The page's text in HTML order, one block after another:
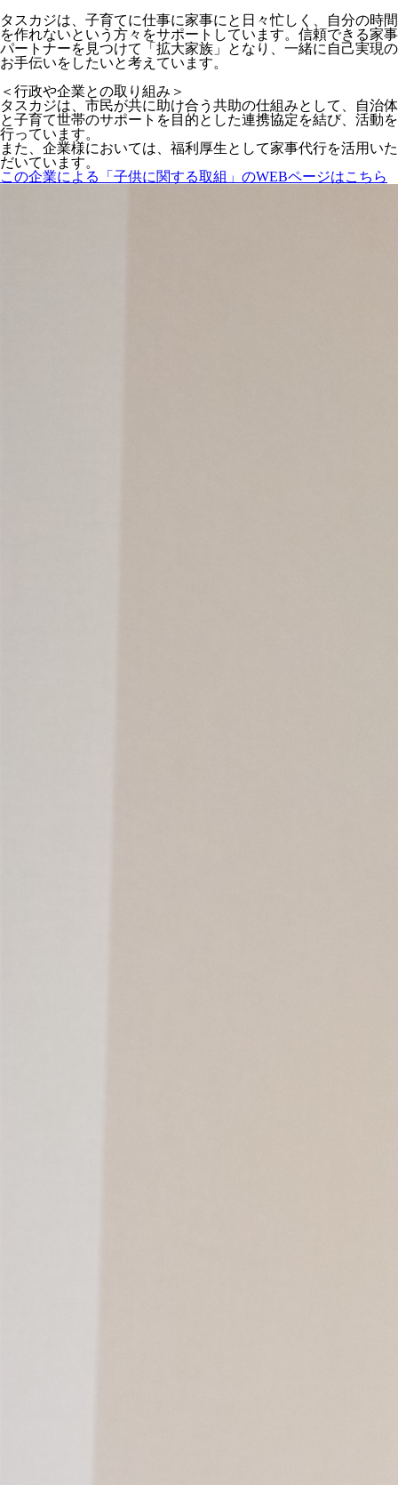
タスカジは、子育てに仕事に家事にと日々忙しく、自分の時間
を作れないという方々をサポートしています。信頼できる家事
パートナーを見つけて「拡大家族」となり、一緒に自己実現の
お手伝いをしたいと考えています。
＜行政や企業との取り組み＞
タスカジは、市民が共に助け合う共助の仕組みとして、自治体
と子育て世帯のサポートを目的とした連携協定を結び、活動を
行っています。
また、企業様においては、福利厚生として家事代行を活用いた
だいています。
この企業による「子供に関する取組」のWEBページはこちら